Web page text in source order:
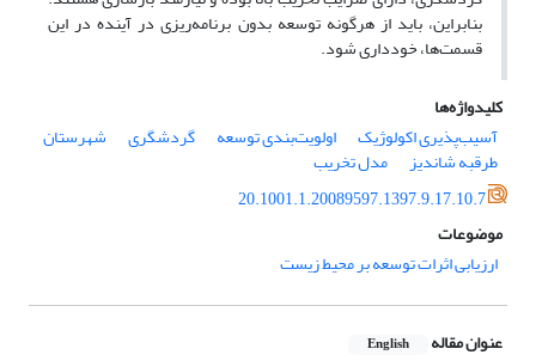
بنابراین، باید از هرگونه توسعه بدون برنامه‌ریزی در آینده در این
قسمت‌ها، خودداری شود.
کلیدواژه‌ها
آسیب‌پذیری اکولوژیک
اولویت‌بندی توسعه گردشگری شهرستان
طرقبه شاندیز
مدل تخریب
20.1001.1.20089597.1397.9.17.10.7
موضوعات
ارزیابی اثرات توسعه بر محیط زیست
عنوان مقاله English